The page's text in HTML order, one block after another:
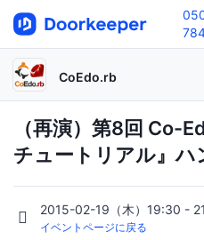
CoEdo.rb
（再演）第8回 Co-
チュートリアル』
2015-02-19（木）19:30 -
イベントページに戻る